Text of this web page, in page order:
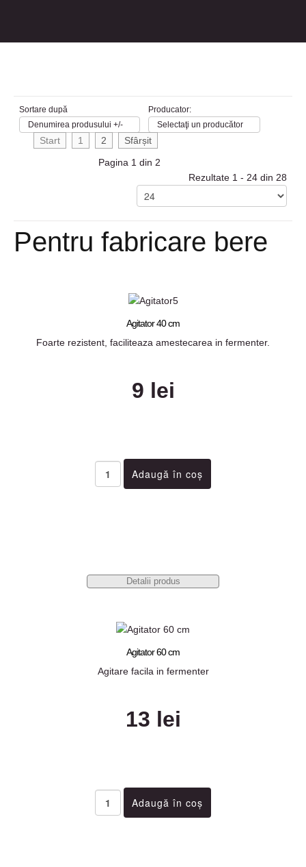
Sortare după
Denumirea produsului +/-
Producator:
Selectaţi un producător
Start 1 2
Sfârșit
Pagina 1 din 2
Rezultate 1 - 24 din 28
Pentru fabricare bere
Agitator 40 cm
Foarte rezistent, faciliteaza amestecarea in fermenter.
9 lei
Detalii produs
Agitator 60 cm
Agitare facila in fermenter
13 lei